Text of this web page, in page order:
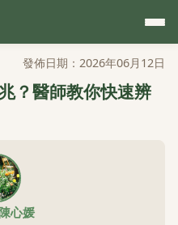
發佈日期：2026年06月12日
？醫師教你快速辨
陳心媛